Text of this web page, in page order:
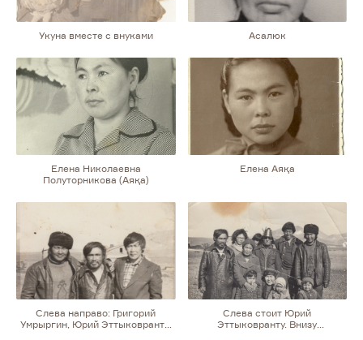
Укуна вместе с внуками Асалюк
Елена Николаевна
Полуторникова (Аяқа)
Елена Аяқа
Слева направо: Григорий
Умрыргин, Юрий Эттыковранту,
Слева стоит Юрий
Эттыковранту. Внизу